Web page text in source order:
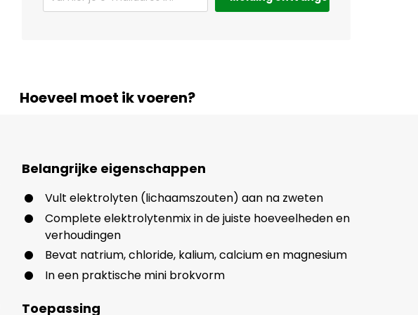
Hoeveel moet ik voeren?
Belangrijke eigenschappen
Vult elektrolyten (lichaamszouten) aan na zweten
Complete elektrolytenmix in de juiste hoeveelheden en
verhoudingen
Bevat natrium, chloride, kalium, calcium en magnesium
In een praktische mini brokvorm
Toepassing